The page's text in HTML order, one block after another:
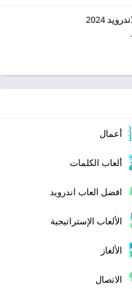
أعمال
ألعاب الكلمات
افضل العاب اندرويد
الألعاب الإستراتيجية
الألغاز
الاتصال